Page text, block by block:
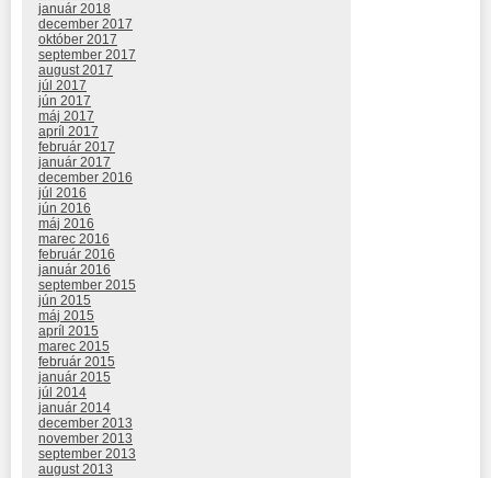
január 2018
december 2017
október 2017
september 2017
august 2017
júl 2017
jún 2017
máj 2017
apríl 2017
február 2017
január 2017
december 2016
júl 2016
jún 2016
máj 2016
marec 2016
február 2016
január 2016
september 2015
jún 2015
máj 2015
apríl 2015
marec 2015
február 2015
január 2015
júl 2014
január 2014
december 2013
november 2013
september 2013
august 2013